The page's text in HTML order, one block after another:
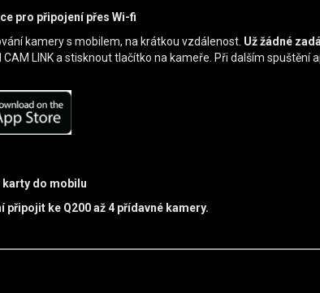
pro připojení přes Wi-fi
kamery s mobilem, na krátkou vzdálenost. Už žádné
CAM LINK a stisknout tlačítko na kameře. Při dalším
karty do mobilu
ke Q200 až 4 přídavné kamery.